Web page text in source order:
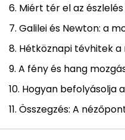
Miért tér el az
Galilei és Newton: a
Hétköznapi tévhitek
A fény és hang
Hogyan befolyásolja
Összegzés: A